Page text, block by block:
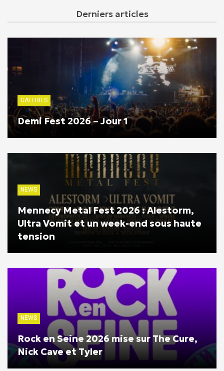
Derniers articles
GALERIES
Demi Fest 2026 – Jour 1
NEWS
Mennecy Metal Fest 2026 : Alestorm,
Ultra Vomit et un week-end sous haute
tension
NEWS
Rock en Seine 2026 mise sur The Cure,
Nick Cave et Tyler